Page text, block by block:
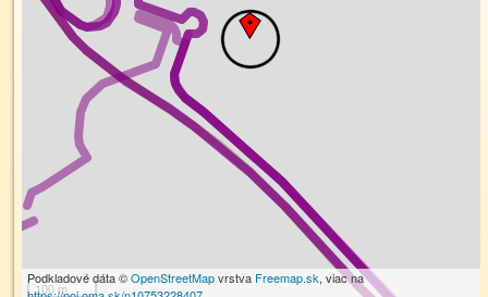
100 m
Podkladové dáta ©OpenStreetMapvrstva Freemap.sk, viac na